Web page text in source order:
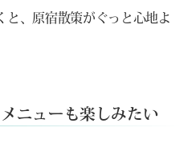
と、原宿散策がぐっと心地よ
ニューも楽しみたい